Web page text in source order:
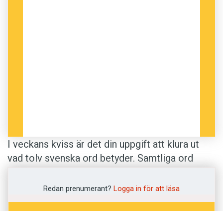
I veckans kviss är det din uppgift att klura ut
vad tolv svenska ord betyder. Samtliga ord
det är därifrån vi hämtat definitionerna. Lycka
till!
Redan prenumerant? Logga in för att läsa